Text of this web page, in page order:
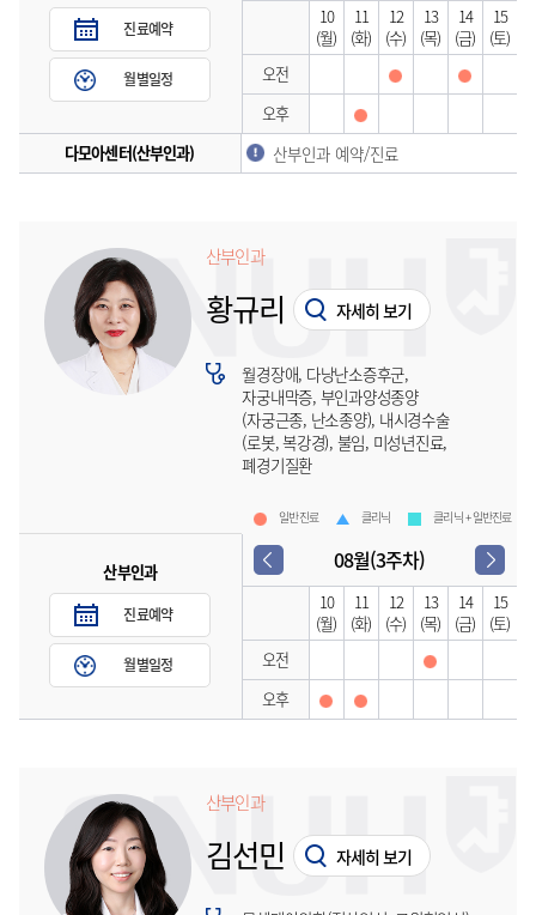
진료예약
월별일정
10
(월)
11
(화)
12
(수)
13
(목)
14
(금)
15
(토)
오전
오후
다모아센터(산부인과)
산부인과 예약/진료
산부인과
황규리 자세히 보기
월경장애, 다낭난소증후군,
자궁내막증, 부인과양성종양
(자궁근종, 난소종양), 내시경수술
(로봇, 복강경), 불임, 미성년진료,
폐경기질환
일반진료 클리닉 클리닉 + 일반진료
산부인과
진료예약
월별일정
08월(3주차)
10
(월)
11
(화)
12
(수)
13
(목)
14
(금)
15
(토)
오전
오후
산부인과
김선민 자세히 보기